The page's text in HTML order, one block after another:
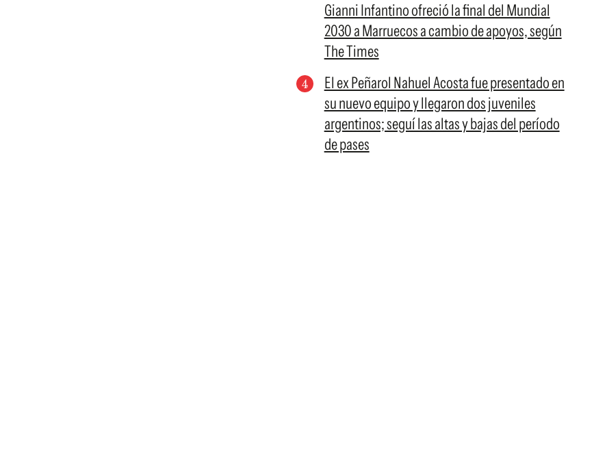
Gianni Infantino ofreció la final del Mundial
2030 a Marruecos a cambio de apoyos, según
The Times
El ex Peñarol Nahuel Acosta fue presentado en
su nuevo equipo y llegaron dos juveniles
argentinos; seguí las altas y bajas del período
de pases